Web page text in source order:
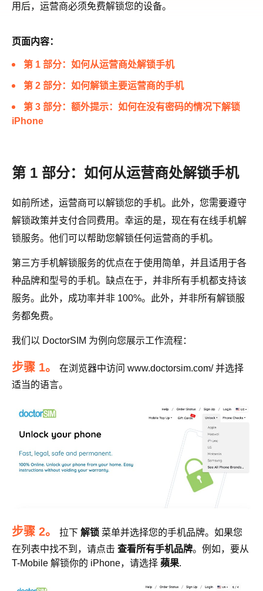
用后，运营商必须免费解锁您的设备。
页面内容：
第 1 部分：如何从运营商处解锁手机
第 2 部分：如何解锁主要运营商的手机
第 3 部分：额外提示：如何在没有密码的情况下解锁
iPhone
第 1 部分：如何从运营商处解锁手机
如前所述，运营商可以解锁您的手机。此外，您需要遵守
解锁政策并支付合同费用。幸运的是，现在有在线手机解
锁服务。他们可以帮助您解锁任何运营商的手机。
第三方手机解锁服务的优点在于使用简单，并且适用于各
种品牌和型号的手机。缺点在于，并非所有手机都支持该
服务。此外，成功率并非 100%。此外，并非所有解锁服
务都免费。
我们以 DoctorSIM 为例向您展示工作流程：
步骤 1。
在浏览器中访问 www.doctorsim.com/ 并选择
适当的语言。
步骤 2。 拉下 解锁 菜单并选择您的手机品牌。如果您
在列表中找不到，请点击 查看所有手机品牌。例如，要从
T-Mobile 解锁你的 iPhone，请选择 蘋果.